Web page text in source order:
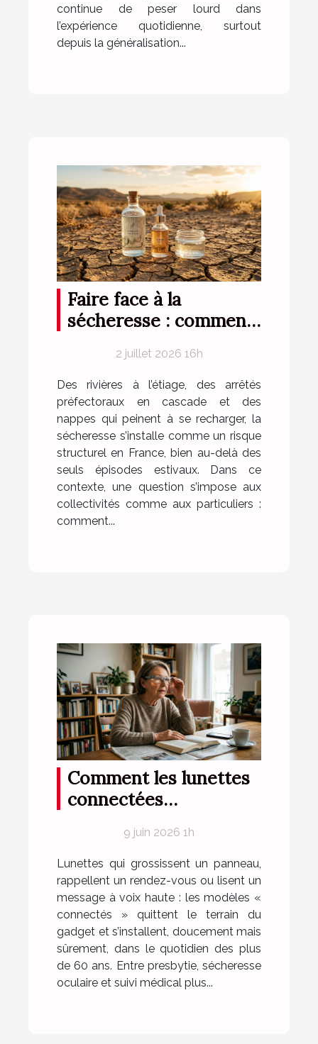
continue de peser lourd dans
l’expérience quotidienne, surtout
depuis la généralisation...
Faire face à la
sécheresse : comment
innovants ouvrent la
voie
2 juillet 2026 16h
Des rivières à l’étiage, des arrêtés
préfectoraux en cascade et des
nappes qui peinent à se recharger, la
sécheresse s’installe comme un risque
structurel en France, bien au-delà des
seuls épisodes estivaux. Dans ce
contexte, une question s’impose aux
collectivités comme aux particuliers :
comment...
Comment les lunettes
connectées
optique des seniors
9 juin 2026 1h
Lunettes qui grossissent un panneau,
rappellent un rendez-vous ou lisent un
message à voix haute : les modèles «
connectés » quittent le terrain du
gadget et s’installent, doucement mais
sûrement, dans le quotidien des plus
de 60 ans. Entre presbytie, sécheresse
oculaire et suivi médical plus...